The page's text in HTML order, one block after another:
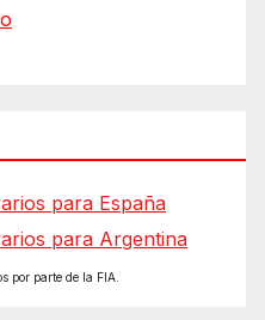
para España
para Argentina
por parte de la FIA.